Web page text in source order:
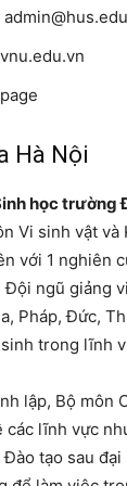
Hà Nội
học trường
Vi sinh vật
với 1 nghiên
ngũ giảng
Pháp, Đức,
trong lĩnh
lập, Bộ
lĩnh vực
tạo sau